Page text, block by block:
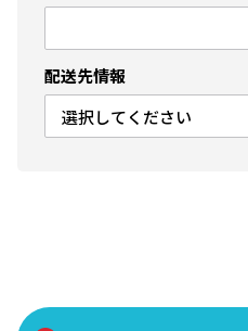
配送先情報